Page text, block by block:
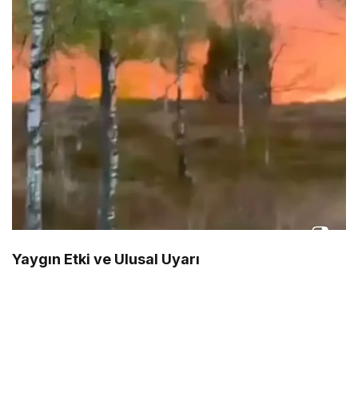
Yaygın Etki ve Ulusal Uyarı